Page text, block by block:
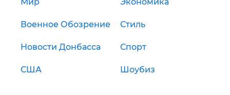
Военное Обозрение Стиль
Новости Донбасса Спорт
США Шоубиз